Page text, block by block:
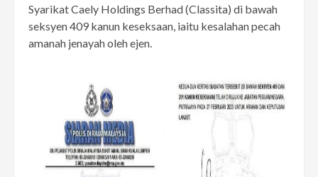
Syarikat Caely Holdings Berhad (Classita) di bawah
seksyen 409 kanun keseksaan, iaitu kesalahan pecah
amanah jenayah oleh ejen.